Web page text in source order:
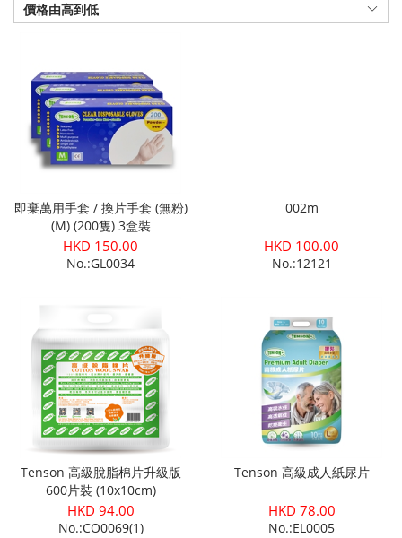
價格由高到低
即棄萬用手套 / 換片手套 (無粉)
(M) (200隻) 3盒裝
HKD 150.00
No.:GL0034
002m
HKD 100.00
No.:12121
Tenson 高級脫脂棉片升級版
600片裝 (10x10cm)
HKD 94.00
No.:CO0069(1)
Tenson 高級成人紙尿片
HKD 78.00
No.:EL0005